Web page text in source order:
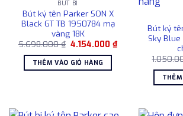
BÚT BI
Bút ký tên Parker SON X
Black GT TB 1950784 mạ
vàng 18K
5.698.000₫ Giá
là:
5.698.000 ₫.
4.154.000₫Giá
hiện
4.154.000 ₫.
THÊM VÀO GIỎ HÀNG
Bút ký
Sky